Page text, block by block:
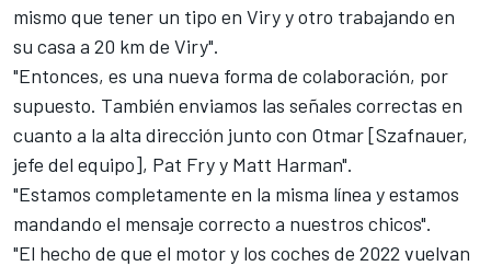
mismo que tener un tipo en Viry y otro trabajando en
su casa a 20 km de Viry".
"Entonces, es una nueva forma de colaboración, por
supuesto. También enviamos las señales correctas en
cuanto a la alta dirección junto con Otmar [Szafnauer,
jefe del equipo], Pat Fry y Matt Harman".
"Estamos completamente en la misma línea y estamos
mandando el mensaje correcto a nuestros chicos".
"El hecho de que el motor y los coches de 2022 vuelvan